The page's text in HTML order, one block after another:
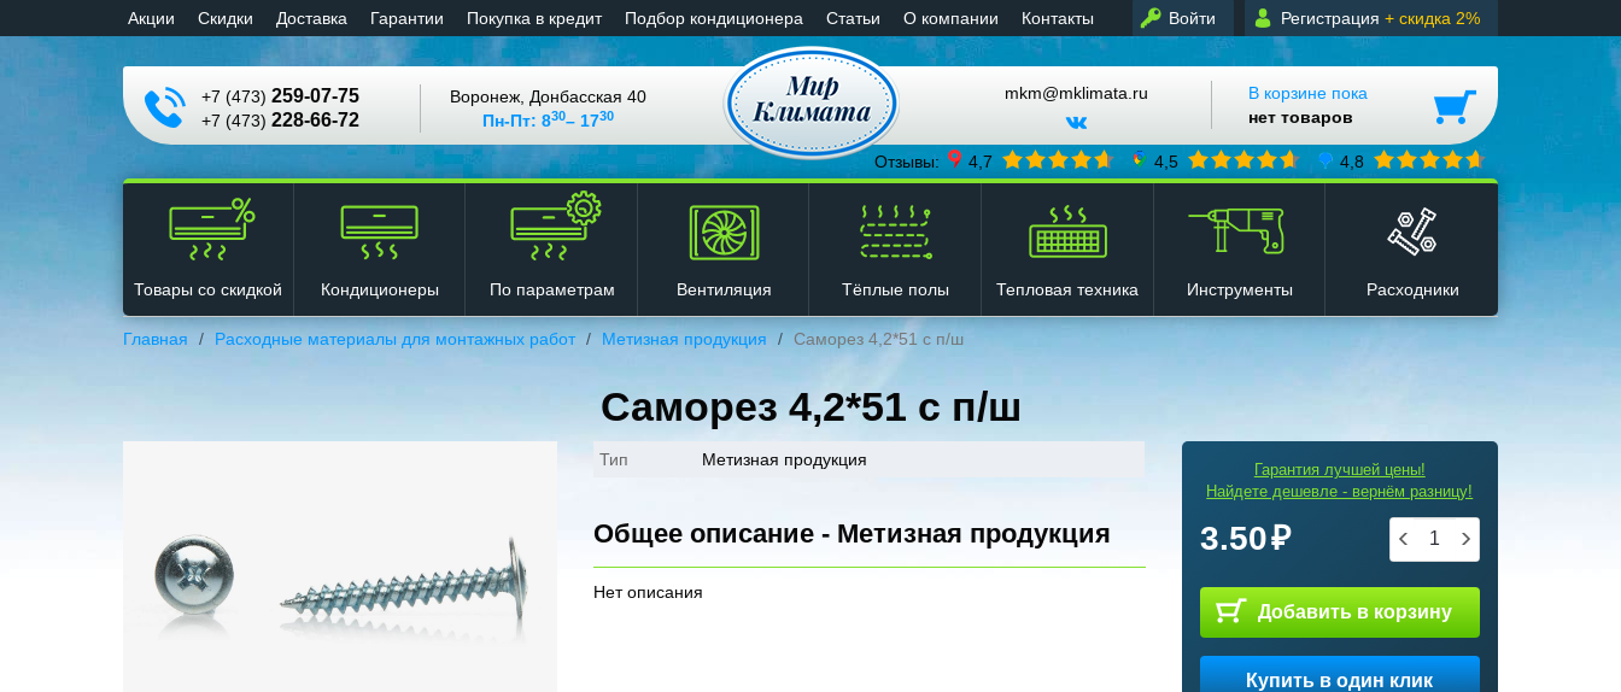
Войти Регистрация + скидка 2%
Aкции Cкидки Доставка Гарантии Покупка в кредит Подбор кондиционера Статьи О компании Контакты
+7 (473) 259-07-75
+7 (473) 228-66-72
Воронеж, Донбасская 40
Пн-Пт: 830– 1730
mkm@mklimata.ru
В корзине пока
нет товаров
Отзывы: 4,7 4,5 4,8
Товары со скидкой Кондиционеры По параметрам Вентиляция Тёплые полы Тепловая техника Инструменты Расходники
Главная Расходные материалы для монтажных работ Метизная продукция Саморез 4,2*51 с п/ш
Саморез 4,2*51 с п/ш
Гарантия лучшей цены!
Найдете дешевле - вернём разницу!
3.50
Добавить в корзину
Купить в один клик
Тип Метизная продукция
Общее описание - Метизная продукция
Нет описания